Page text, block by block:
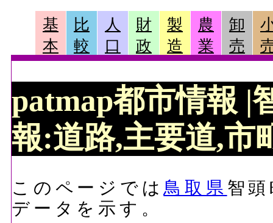
基
本
比
較
人
口
財
政
製
造
農
業
卸
売
patmap都市情報 |
報:道路,主要道,市
このページでは 鳥取県 智
データを示す。